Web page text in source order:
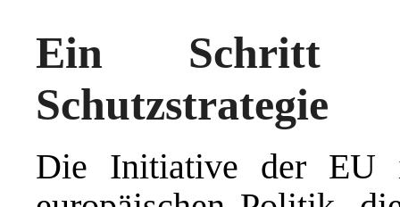
Ein Schritt
Schutzstrategie
Die Initiative der EU